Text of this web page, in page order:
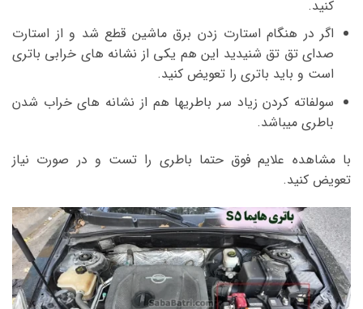
کنید.
اگر در هنگام استارت زدن برق ماشین قطع شد و از استارت
صدای تق تق شنیدید این هم یکی از نشانه های خرابی باتری
است و باید باتری را تعویض کنید.
سولفاته کردن زیاد سر باطریها هم از نشانه های خراب شدن
باطری میباشد.
با مشاهده علایم فوق حتما باطری را تست و در صورت نیاز
تعویض کنید.